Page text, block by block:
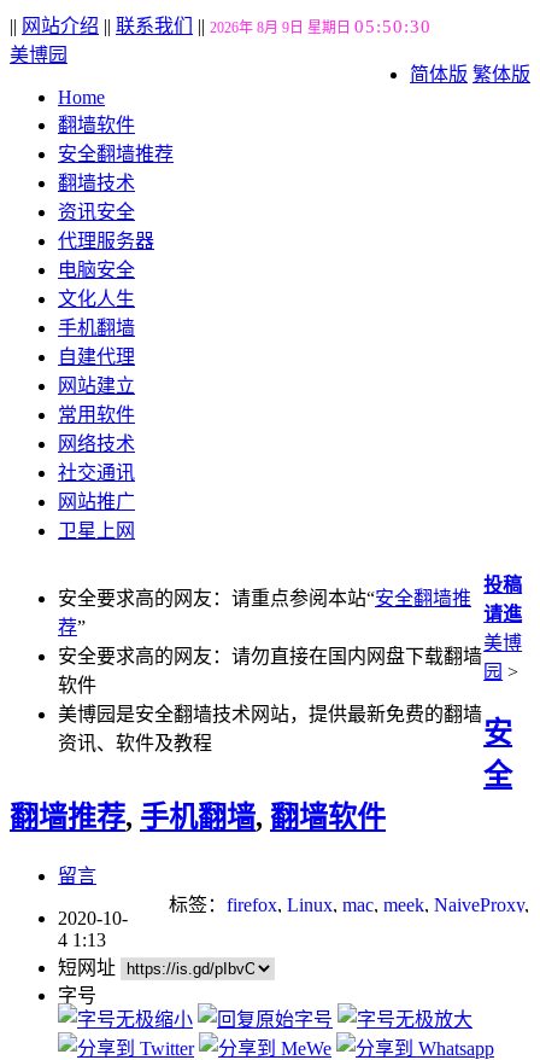
|| 网站介绍 || 联系我们 || 2026年 8月 9日 星期日 05:50:31
简体版 繁体版
美博园
Home
翻墙软件
安全翻墙推荐
翻墙技术
资讯安全
代理服务器
电脑安全
文化人生
手机翻墙
自建代理
网站建立
常用软件
网络技术
社交通讯
网站推广
卫星上网
安全要求高的网友：请重点参阅本站“安全翻墙推
荐”
安全要求高的网友：请勿直接在国内网盘下载翻墙
软件
美博园是安全翻墙技术网站，提供最新免费的翻墙
资讯、软件及教程
投稿
请進
美博
园 >
安
全
翻墙推荐, 手机翻墙, 翻墙软件
留言
标签： firefox, Linux, mac, meek, NaiveProxy,
网络封锁,翻墙
2020-10-
4 1:13
短网址
字号